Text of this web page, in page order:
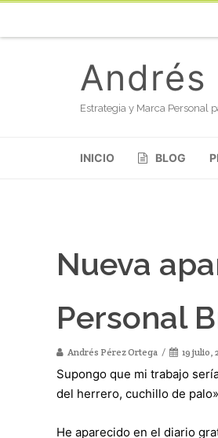
Andrés
Estrategia y Marca Personal
INICIO BLOG
Nueva
Personal
Andrés Pérez Ortega 19 julio,
Supongo que mi trabajo
del herrero, cuchillo de
He aparecido en el diario